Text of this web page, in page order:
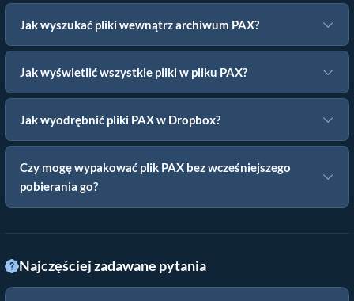
Jak wyszukać pliki wewnątrz archiwum PAX?
Jak wyświetlić wszystkie pliki w pliku PAX?
Jak wyodrębnić pliki PAX w Dropbox?
Czy mogę wypakować plik PAX bez wcześniejszego
pobierania go?
Najczęściej zadawane pytania